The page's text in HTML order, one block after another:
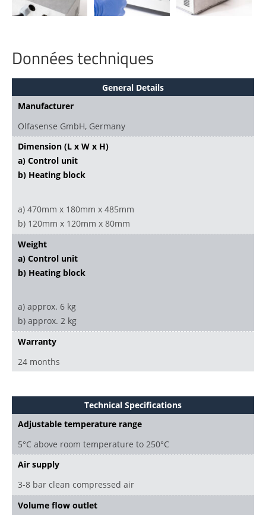
Données techniques
General Details
Manufacturer
Olfasense GmbH, Germany
Dimension (L x W x H)
a) Control unit
b) Heating block
a) 470mm x 180mm x 485mm
b) 120mm x 120mm x 80mm
Weight
a) Control unit
b) Heating block
a) approx. 6 kg
b) approx. 2 kg
Warranty
24 months
Technical Specifications
Adjustable temperature range
5°C above room temperature to 250°C
Air supply
3-8 bar clean compressed air
Volume flow outlet